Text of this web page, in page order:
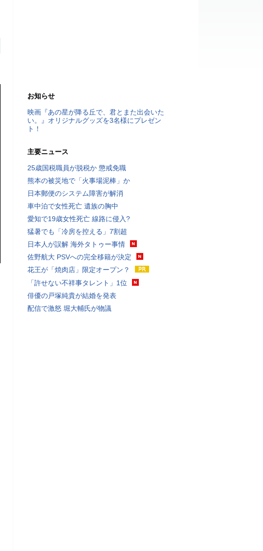
お知らせ
映画『あの星が降る丘で、君とまた出会いた
い。』オリジナルグッズを3名様にプレゼン
ト！
主要ニュース
25歳国税職員が脱税か 懲戒免職
熊本の被災地で「火事場泥棒」か
日本郵便のシステム障害が解消
車中泊で女性死亡 遺族の胸中
愛知で19歳女性死亡 線路に侵入?
猛暑でも「冷房を控える」7割超
日本人が誤解 海外タトゥー事情
佐野航大 PSVへの完全移籍が決定
花王が「焼肉店」限定オープン？
「許せない不祥事タレント」1位
俳優の戸塚純貴が結婚を発表
配信で激怒 堀大輔氏が物議